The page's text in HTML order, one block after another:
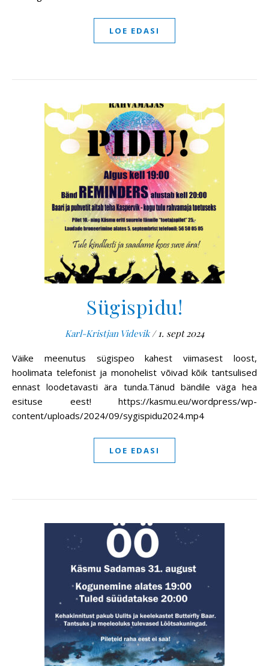
LOE EDASI
Sügispidu!
Karl-Kristjan Videvik / 1. sept 2024
Väike meenutus sügispeo kahest viimasest loost,
hoolimata telefonist ja monohelist võivad kõik tantsulised
ennast loodetavasti ära tunda.Tänud bändile väga hea
esituse eest! https://kasmu.eu/wordpress/wp-
content/uploads/2024/09/sygispidu2024.mp4
LOE EDASI